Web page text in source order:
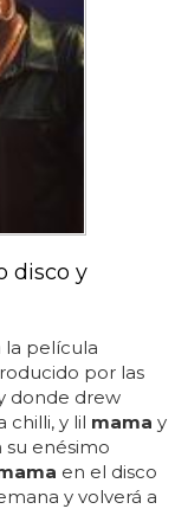
disco y
la película
por las
donde drew
chilli, y lil mama y
su enésimo
en el disco
y volverá a